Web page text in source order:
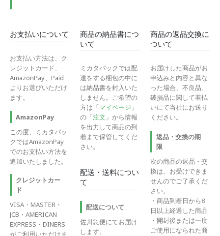
お支払いについて
お支払い方法は、ク
レジットカード、
AmazonPay、Paid
よりお選びいただけ
ます。
AmazonPay
この度、ミカタパッ
クではAmazonPay
でのお支払い方法を
追加いたしました。
クレジットカー
ド
VISA・MASTER・
JCB・AMERICAN
EXPRESS・DINERS
がご利用いただけま
商品の納品書につ
いて
ミカタパックでは配
達をする梱包の中に
は納品書を封入いた
しません。ご希望の
方は「マイページ 」
の「注文 」から情報
を出力して商品の到
着まで保管してくだ
さい。
配送・送料につい
て
配送について
佐川急便にてお届け
します。
商品の返品交換に
ついて
お届けした商品がお
申込みと内容と異な
った場合、不良品、
破損品に関して着払
いにて当社にお送り
ください。
返品・交換の期
限
次の商品の返品・交
換は、お受けできま
せんのでご了承くだ
さい。
・商品到着日から8
日以上経過した商品
・開封後または一度
ご使用になられた商